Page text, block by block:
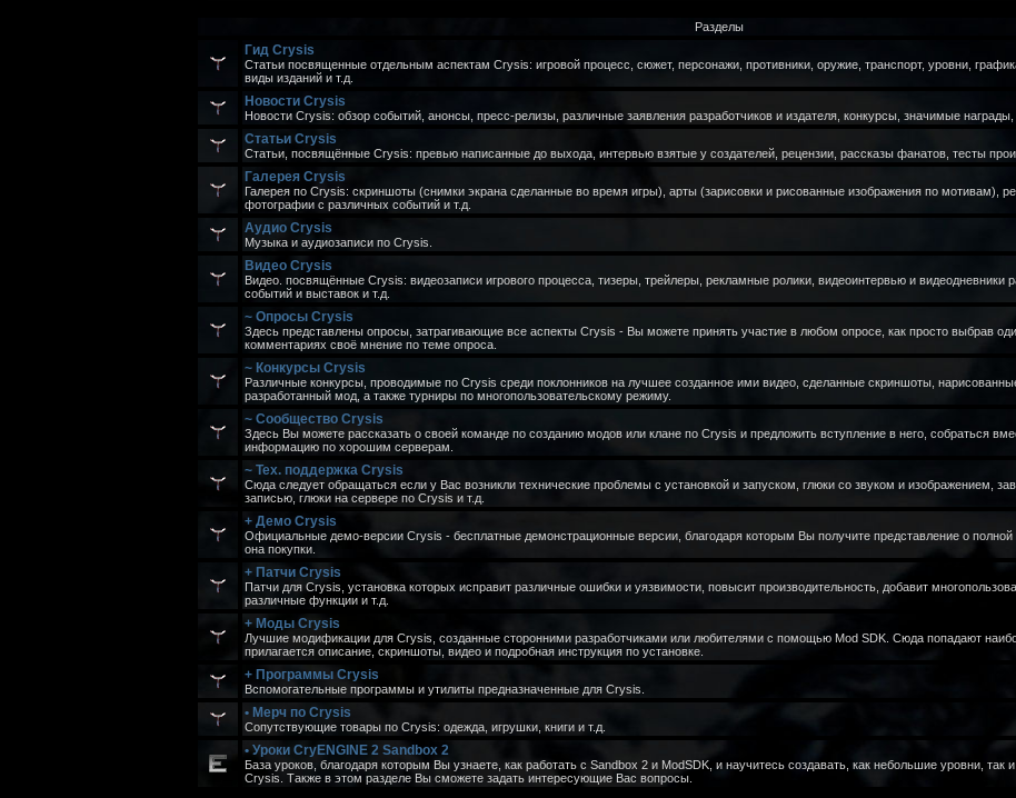
Разделы
Гид Crysis
Статьи посвященные отдельным аспектам Crysis: игровой процесс, сюжет, персонажи, противники, оружие, транспорт, уровни,
виды изданий и т.д.
Новости Crysis
Новости Crysis: обзор событий, анонсы, пресс-релизы, различные заявления разработчиков и издателя, конкурсы, значимые награды,
Статьи Crysis
Статьи, посвящённые Crysis: превью написанные до выхода, интервью взятые у создателей, рецензии, рассказы фанатов, тесты
Галерея Crysis
Галерея по Crysis: скриншоты (снимки экрана сделанные во время игры), арты (зарисовки и рисованные изображения по мотивам),
фотографии с различных событий и т.д.
Аудио Crysis
Музыка и аудиозаписи по Crysis.
Видео Crysis
Видео. посвящённые Crysis: видеозаписи игрового процесса, тизеры, трейлеры, рекламные ролики, видеоинтервью и видеодневники
событий и выставок и т.д.
~ Опросы Crysis
Здесь представлены опросы, затрагивающие все аспекты Crysis - Вы можете принять участие в любом опросе, как просто выбрав
комментариях своё мнение по теме опроса.
~ Конкурсы Crysis
Различные конкурсы, проводимые по Crysis среди поклонников на лучшее созданное ими видео, сделанные скриншоты,
разработанный мод, а также турниры по многопользовательскому режиму.
~ Сообщество Crysis
Здесь Вы можете рассказать о своей команде по созданию модов или клане по Crysis и предложить вступление в него, собраться
информацию по хорошим серверам.
~ Тех. поддержка Crysis
Сюда следует обращаться если у Вас возникли технические проблемы с установкой и запуском, глюки со звуком и изображением,
записью, глюки на сервере по Crysis и т.д.
+ Демо Crysis
Официальные демо-версии Crysis - бесплатные демонстрационные версии, благодаря которым Вы получите представление о полной
она покупки.
+ Патчи Crysis
Патчи для Crysis, установка которых исправит различные ошибки и уязвимости, повысит производительность, добавит
различные функции и т.д.
+ Моды Crysis
Лучшие модификации для Crysis, созданные сторонними разработчиками или любителями с помощью Mod SDK. Сюда попадают
прилагается описание, скриншоты, видео и подробная инструкция по установке.
+ Программы Crysis
Вспомогательные программы и утилиты предназначенные для Crysis.
• Мерч по Crysis
Сопутствующие товары по Crysis: одежда, игрушки, книги и т.д.
• Уроки CryENGINE 2 Sandbox 2
База уроков, благодаря которым Вы узнаете, как работать с Sandbox 2 и ModSDK, и научитесь создавать, как небольшие уровни, так
Crysis. Также в этом разделе Вы сможете задать интересующие Вас вопросы.